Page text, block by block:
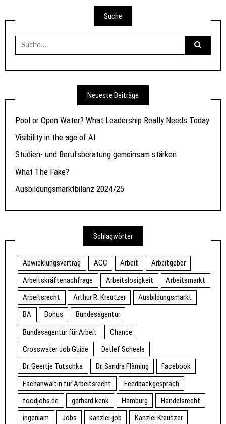
Suche
Suche
nach:
Neueste Beiträge
Pool or Open Water? What Leadership Really Needs Today
Visibility in the age of AI
Studien- und Berufsberatung gemeinsam stärken
What The Fake?
Ausbildungsmarktbilanz 2024/25
Schlagwörter
Abwicklungsvertrag ACC Arbeit
Arbeitgeber
Arbeitskräftenachfrage
Arbeitslosigkeit
Arbeitsmarkt
Arbeitsrecht
Arthur R. Kreutzer
Ausbildungsmarkt
BA
Bonus
Bundesagentur
Bundesagentur für Arbeit
Chance
Crosswater Job Guide
Detlef Scheele
Dr. Geertje Tutschka
Dr. Sandra Fläming
Facebook
Fachanwältin für Arbeitsrecht
Feedbackgespräch
foodjobs.de
gerhard kenk Hamburg
Handelsrecht
ingeniam
Jobs kanzlei-job
Kanzlei Kreutzer